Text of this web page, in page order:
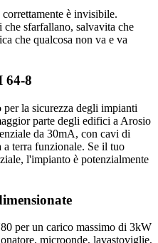
è invisibile.
sfarfallano, salvavita che
che qualcosa non va e va
64-8
la sicurezza degli impianti
parte degli edifici a Arosio
da 30mA, con cavi di
a terra funzionale. Se il tuo
l'impianto è potenzialmente
per un carico massimo di 3kW
microonde, lavastoviglie,